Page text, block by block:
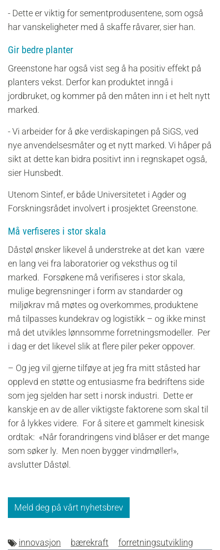
- Dette er viktig for sementprodusentene, som også
har vanskeligheter med å skaffe råvarer, sier han.
Gir bedre planter
Greenstone har også vist seg å ha positiv effekt på
planters vekst. Derfor kan produktet inngå i
jordbruket, og kommer på den måten inn i et helt nytt
marked.
- Vi arbeider for å øke verdiskapingen på SiGS, ved
nye anvendelsesmåter og et nytt marked. Vi håper på
sikt at dette kan bidra positivt inn i regnskapet også,
sier Hunsbedt.
Utenom Sintef, er både Universitetet i Agder og
Forskningsrådet involvert i prosjektet Greenstone.
Må verfiseres i stor skala
Dåstøl ønsker likevel å understreke at det kan være
en lang vei fra laboratorier og veksthus og til
marked. Forsøkene må verifiseres i stor skala,
mulige begrensninger i form av standarder og
miljøkrav må møtes og overkommes, produktene
må tilpasses kundekrav og logistikk – og ikke minst
må det utvikles lønnsomme forretningsmodeller. Per
i dag er det likevel slik at flere piler peker oppover.
– Og jeg vil gjerne tilføye at jeg fra mitt ståsted har
opplevd en støtte og entusiasme fra bedriftens side
som jeg sjelden har sett i norsk industri. Dette er
kanskje en av de aller viktigste faktorene som skal til
for å lykkes videre. For å sitere et gammelt kinesisk
ordtak: «Når forandringens vind blåser er det mange
som søker ly. Men noen bygger vindmøller!»,
avslutter Dåstøl.
Meld deg på vårt nyhetsbrev
innovasjon bærekraft forretningsutvikling